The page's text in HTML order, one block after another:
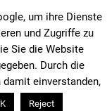
um ihre Dienste
und Zugriffe zu
Sie die Website
Durch die
einverstanden,
Reject